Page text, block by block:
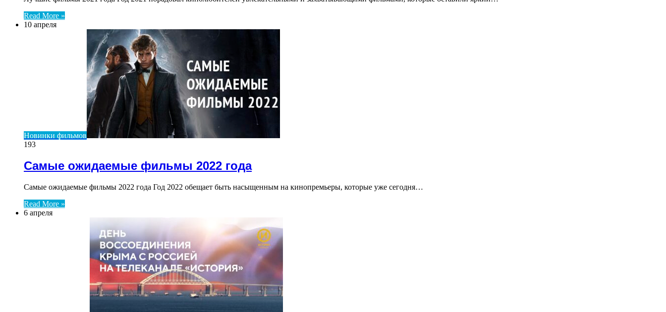
Read More »
10 апреля
Новинки фильмов
193
Самые ожидаемые фильмы 2022 года
Самые ожидаемые фильмы 2022 года Год 2022 обещает быть насыщенным на кинопремьеры, которые уже сегодня…
Read More »
6 апреля